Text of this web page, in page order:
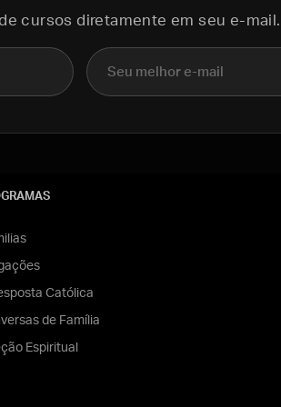
cursos diretamente em seu e-mail.
E-mail
Católica
de Família
Espiritual